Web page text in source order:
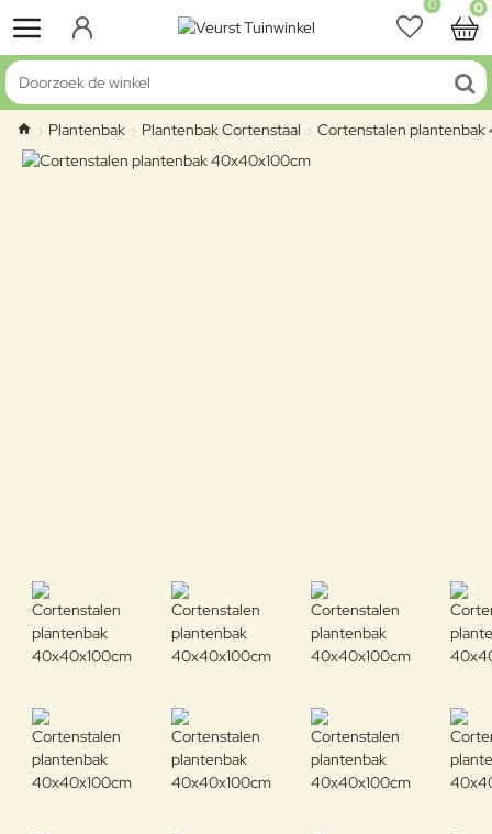
0 0
Doorzoek de winkel
home
Plantenbak Plantenbak Cortenstaal Cortenstalen